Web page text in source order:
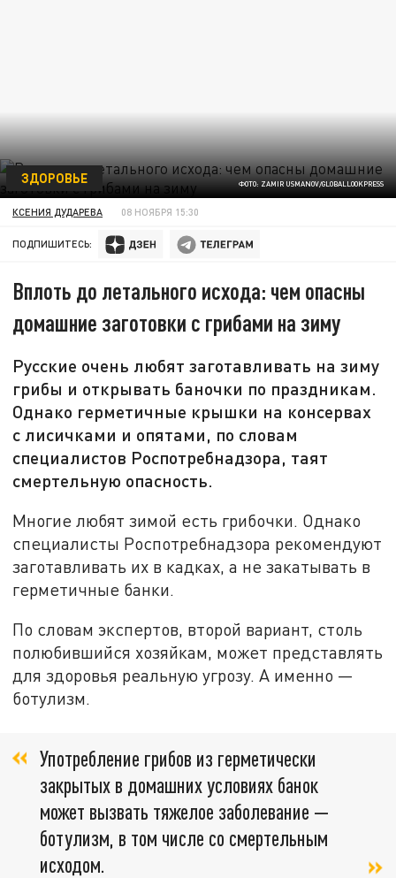
ФОТО: ZAMIR USMANOV/GLOBALLOOKPRESS
ЗДОРОВЬЕ
КСЕНИЯ ДУДАРЕВА 08 НОЯБРЯ 15:30
ПОДПИШИТЕСЬ:
Вплоть до летального исхода: чем опасны
домашние заготовки с грибами на зиму
Русские очень любят заготавливать на зиму
грибы и открывать баночки по праздникам.
Однако герметичные крышки на консервах
с лисичками и опятами, по словам
специалистов Роспотребнадзора, таят
смертельную опасность.
Многие любят зимой есть грибочки. Однако
специалисты Роспотребнадзора рекомендуют
заготавливать их в кадках, а не закатывать в
герметичные банки.
По словам экспертов, второй вариант, столь
полюбившийся хозяйкам, может представлять
для здоровья реальную угрозу. А именно —
ботулизм.
Употребление грибов из герметически
закрытых в домашних условиях банок
может вызвать тяжелое заболевание —
ботулизм, в том числе со смертельным
исходом.